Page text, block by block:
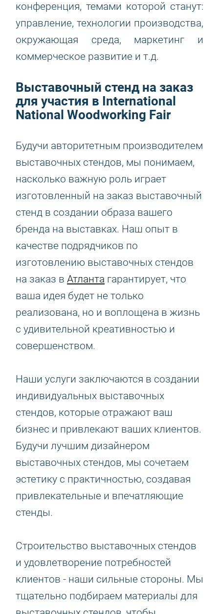
конференция, темами которой станут:
управление, технологии производства,
окружающая среда, маркетинг и
коммерческое развитие и т.д.
Выставочный стенд на заказ
для участия в International
National Woodworking Fair
Будучи авторитетным производителем
выставочных стендов, мы понимаем,
насколько важную роль играет
изготовленный на заказ выставочный
стенд в создании образа вашего
бренда на выставках. Наш опыт в
качестве подрядчиков по
изготовлению выставочных стендов
на заказ в Атланта гарантирует, что
ваша идея будет не только
реализована, но и воплощена в жизнь
с удивительной креативностью и
совершенством.
Наши услуги заключаются в создании
индивидуальных выставочных
стендов, которые отражают ваш
бизнес и привлекают ваших клиентов.
Будучи лучшим дизайнером
выставочных стендов, мы сочетаем
эстетику с практичностью, создавая
привлекательные и впечатляющие
стенды.
Строительство выставочных стендов
и удовлетворение потребностей
клиентов - наши сильные стороны. Мы
тщательно подбираем материалы для